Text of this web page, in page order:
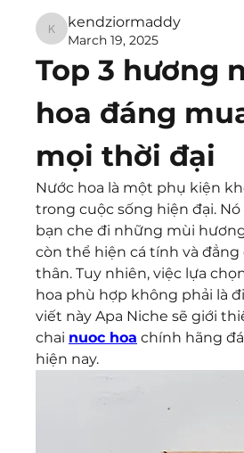
kendziormaddy
kendziormaddy
March 19, 2025
Top 3 hương
hoa đáng
mọi thời đại
Nước hoa là một phụ kiện
trong cuộc sống hiện đại.
bạn che đi những mùi
còn thể hiện cá tính và đẳng
thân. Tuy nhiên, việc lựa
hoa phù hợp không phải là
viết này Apa Niche sẽ giới
chai nuoc hoa chính hãng
hiện nay.